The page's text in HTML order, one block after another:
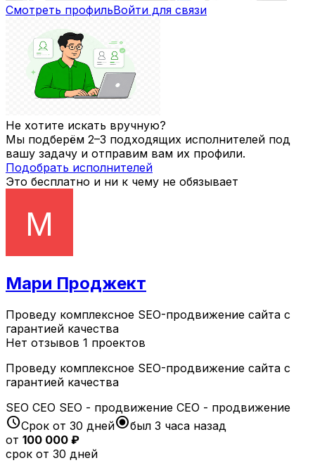
Смотреть профильВойти для связи
Не хотите искать вручную?
Мы подберём 2–3 подходящих исполнителей под
вашу задачу и отправим вам их профили.
Подобрать исполнителей
Это бесплатно и ни к чему не обязывает
Мари Проджект
Проведу комплексное SEO-продвижение сайта с
гарантией качества
Нет отзывов 1 проектов
Проведу комплексное SEO-продвижение сайта с
гарантией качества
SEO СЕО SEO - продвижение СЕО - продвижение
scheduleСрок от 30 днейradio_button_checkedбыл 3 часа назад
от 100 000 ₽
срок от 30 дней